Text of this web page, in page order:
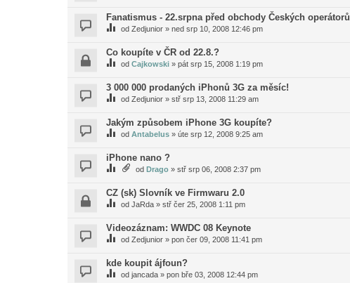
Fanatismus - 22.srpna před obchody Českých operátorů
od Zedjunior » ned srp 10, 2008 12:46 pm
Co koupíte v ČR od 22.8.?
od Cajkowski » pát srp 15, 2008 1:19 pm
3 000 000 prodaných iPhonů 3G za měsíc!
od Zedjunior » stř srp 13, 2008 11:29 am
Jakým způsobem iPhone 3G koupíte?
od Antabelus » úte srp 12, 2008 9:25 am
iPhone nano ?
od Drago » stř srp 06, 2008 2:37 pm
CZ (sk) Slovník ve Firmwaru 2.0
od JaRda » stř čer 25, 2008 1:11 pm
Videozáznam: WWDC 08 Keynote
od Zedjunior » pon čer 09, 2008 11:41 pm
kde koupit ájfoun?
od jancada » pon bře 03, 2008 12:44 pm